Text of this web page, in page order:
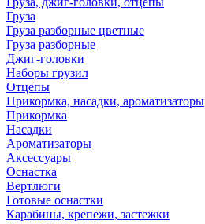
Груза
Груза разборные цветные
Груза разборные
Джиг-головки
Наборы грузил
Отцепы
Прикормка, насадки, ароматизаторы
Прикормка
Насадки
Ароматизаторы
Аксессуары
Оснастка
Вертлюги
Готовые оснастки
Карабины, крепежи, застежки